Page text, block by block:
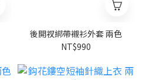
後開衩綁帶襯衫外套 兩色
NT$990